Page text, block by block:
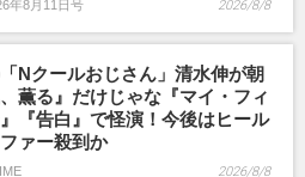
年8月11日号 2026/8/8
Nクールおじさん」清水伸が朝
薫る』だけじゃな『マイ・フィ
『告白』で怪演！今後はヒール
ァー殺到か
2026/8/8